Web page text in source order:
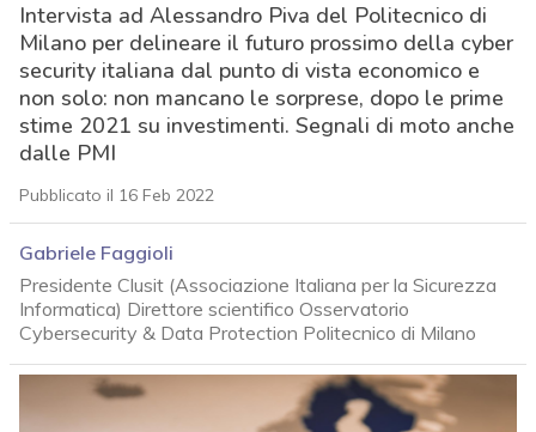
Intervista ad Alessandro Piva del Politecnico di
Milano per delineare il futuro prossimo della cyber
security italiana dal punto di vista economico e
non solo: non mancano le sorprese, dopo le prime
stime 2021 su investimenti. Segnali di moto anche
dalle PMI
Pubblicato il 16 Feb 2022
Gabriele Faggioli
Presidente Clusit (Associazione Italiana per la Sicurezza
Informatica) Direttore scientifico Osservatorio
Cybersecurity & Data Protection Politecnico di Milano